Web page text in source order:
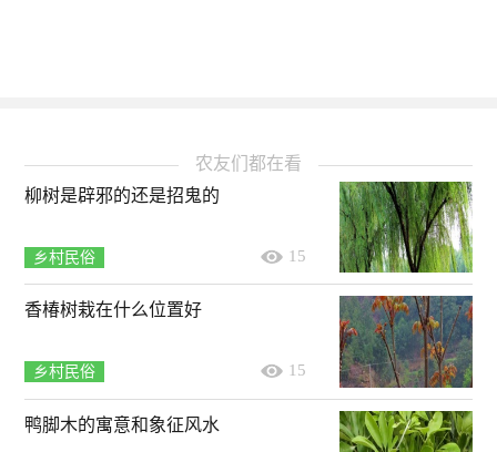
农友们都在看
柳树是辟邪的还是招鬼的
乡村民俗 15
香椿树栽在什么位置好
乡村民俗 15
鸭脚木的寓意和象征风水